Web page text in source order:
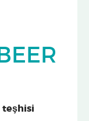
teşhisi